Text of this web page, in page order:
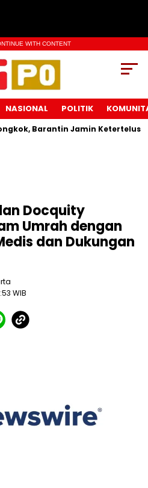
WITH CONTENT
NASIONAL POLITIK
Barantin Jamin Ketertelusuran
Docquity
Umrah dengan
dan Dukungan
WIB